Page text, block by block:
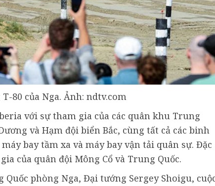
80 của Nga. Ảnh: ndtv.com
với sự tham gia của các quân khu Trung
và Hạm đội biển Bắc, cùng tất cả các binh
bay tầm xa và máy bay vận tải quân sự. Đặc
của quân đội Mông Cổ và Trung Quốc.
phòng Nga, Đại tướng Sergey Shoigu,